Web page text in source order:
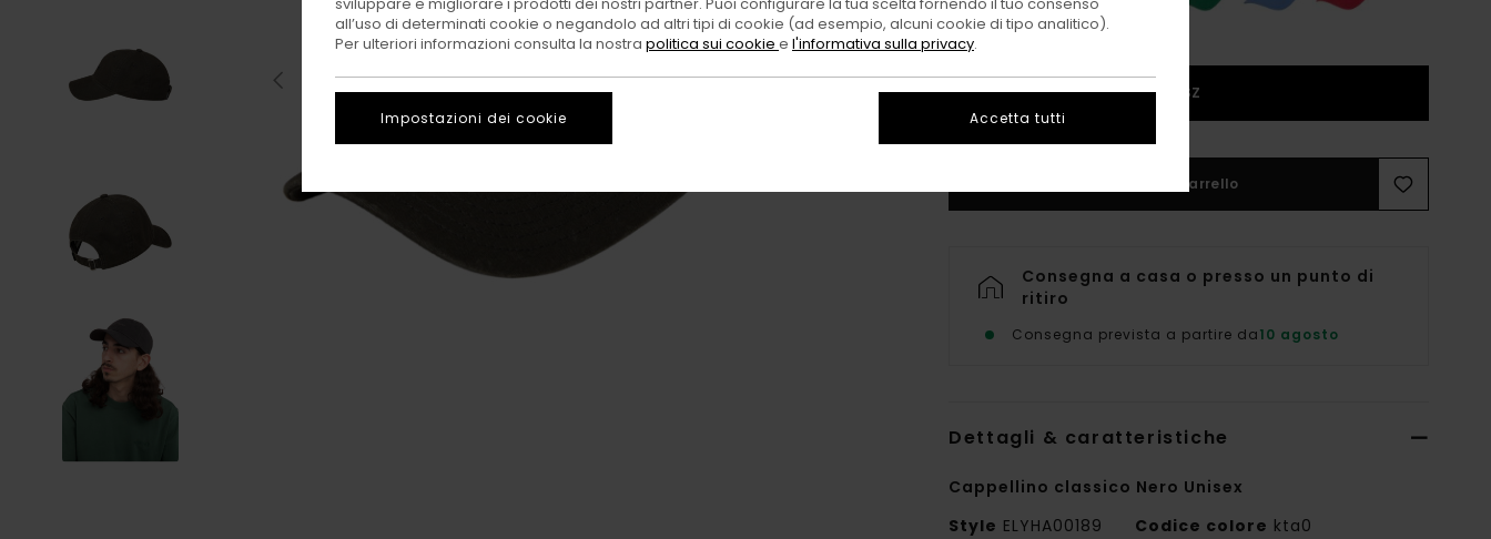
1SZ
Aggiungi al carrello
Consegna a casa o presso un punto di
ritiro
Consegna prevista a partire da10 agosto
Dettagli & caratteristiche
Cappellino classico Nero Unisex
Style ELYHA00189 Codice colore kta0
all’uso di determinati cookie o negandolo ad altri tipi di cookie (ad esempio, alcuni cookie di tipo analitico).
Per ulteriori informazioni consulta la nostra politica sui cookie e l'informativa sulla privacy.
Impostazioni dei cookie Accetta tutti